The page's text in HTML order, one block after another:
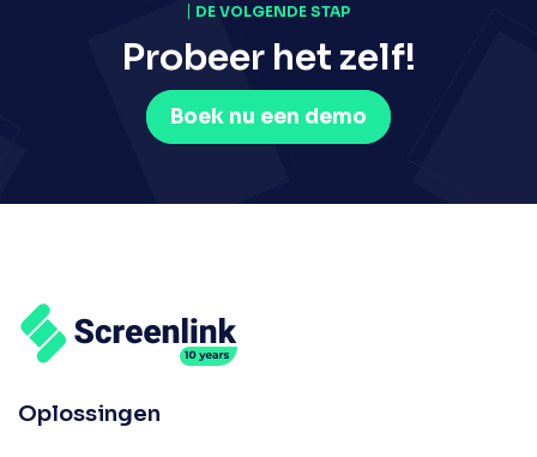
DE VOLGENDE STAP
Probeer het zelf!
Boek nu een demo
Oplossingen